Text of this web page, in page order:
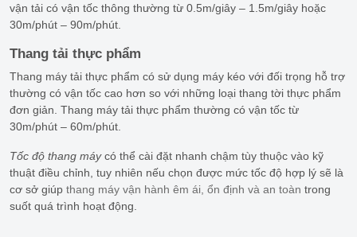
vận tải có vận tốc thông thường từ 0.5m/giây – 1.5m/giây hoặc
30m/phút – 90m/phút.
Thang tải thực phẩm
Thang máy tải thực phẩm có sử dụng máy kéo với đối trọng hỗ trợ
thường có vận tốc cao hơn so với những loại thang tời thực phẩm
đơn giản. Thang máy tải thực phẩm thường có vận tốc từ
30m/phút – 60m/phút.
Tốc độ thang máycó thể cài đặt nhanh chậm tùy thuộc vào kỹ
thuật điều chỉnh, tuy nhiên nếu chọn được mức tốc độ hợp lý sẽ là
cơ sở giúp thang máy vận hành êm ái, ổn định và an toàn trong
suốt quá trình hoạt động.